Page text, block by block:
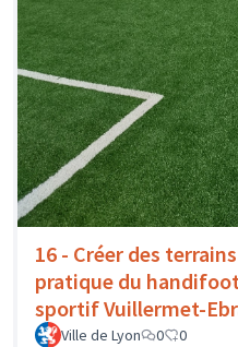
16 - Créer des
pratique du
sportif Vuillermet-
Ville de Lyon 0 0